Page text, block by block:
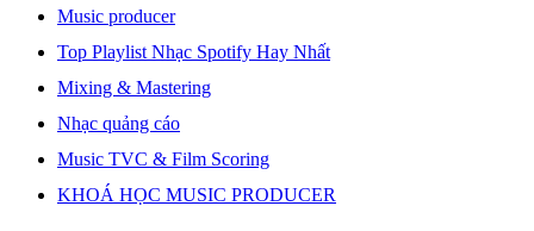
Music producer
Top Playlist Nhạc Spotify Hay Nhất
Mixing & Mastering
Nhạc quảng cáo
Music TVC & Film Scoring
KHOÁ HỌC MUSIC PRODUCER